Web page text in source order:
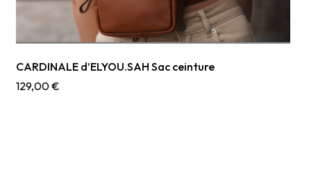
CARDINALE d’ELYOU.SAH Sac ceinture
129,00€